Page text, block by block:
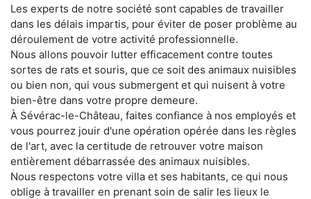
Les experts de notre société sont capables de travailler
dans les délais impartis, pour éviter de poser problème au
déroulement de votre activité professionnelle.
Nous allons pouvoir lutter efficacement contre toutes
sortes de rats et souris, que ce soit des animaux nuisibles
ou bien non, qui vous submergent et qui nuisent à votre
bien-être dans votre propre demeure.
À Sévérac-le-Château, faites confiance à nos employés et
vous pourrez jouir d'une opération opérée dans les règles
de l'art, avec la certitude de retrouver votre maison
entièrement débarrassée des animaux nuisibles.
Nous respectons votre villa et ses habitants, ce qui nous
oblige à travailler en prenant soin de salir les lieux le